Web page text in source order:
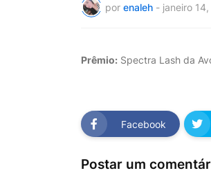
por enaleh - janeiro
Prêmio: Spectra Lash da
Facebook
Postar um